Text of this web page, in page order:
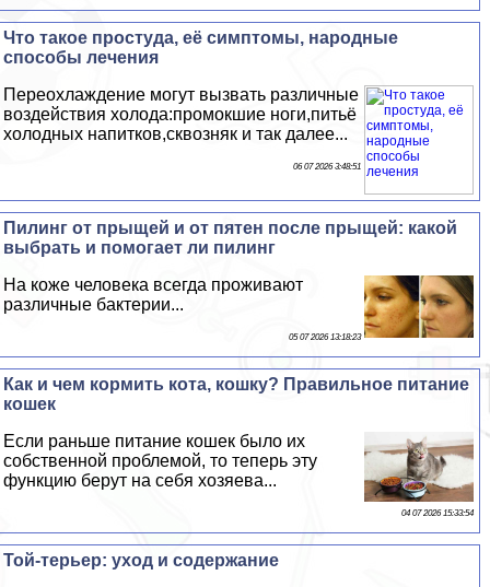
Что такое простуда, её симптомы, народные
способы лечения
Переохлаждение могут вызвать различные
воздействия холода:промокшие ноги,питьё
холодных напитков,сквозняк и так далее...
06 07 2026 3:48:51
Пилинг от прыщей и от пятен после прыщей: какой
выбрать и помогает ли пилинг
На коже человека всегда проживают
различные бактерии...
05 07 2026 13:18:23
Как и чем кормить кота, кошку? Правильное питание
кошек
Если раньше питание кошек было их
собственной проблемой, то теперь эту
функцию берут на себя хозяева...
04 07 2026 15:33:54
Той-терьер: уход и содержание